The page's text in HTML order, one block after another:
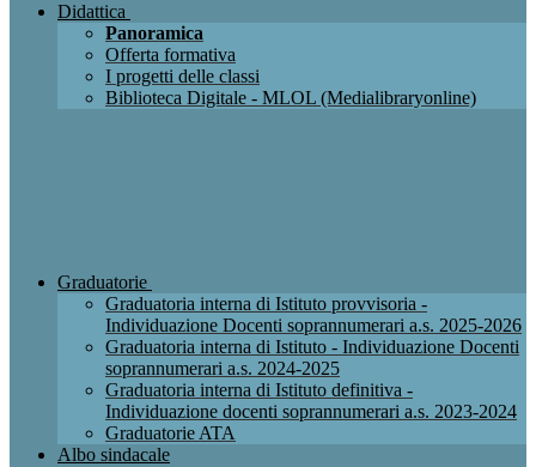
Didattica
Panoramica
Offerta formativa
I progetti delle classi
Biblioteca Digitale - MLOL (Medialibraryonline)
Graduatorie
Graduatoria interna di Istituto provvisoria -
Individuazione Docenti soprannumerari a.s. 2025-2026
Graduatoria interna di Istituto - Individuazione Docenti
soprannumerari a.s. 2024-2025
Graduatoria interna di Istituto definitiva -
Individuazione docenti soprannumerari a.s. 2023-2024
Graduatorie ATA
Albo sindacale